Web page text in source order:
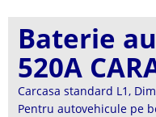
Baterie
520A
Carcasa standard L1,
Pentru autovehicule pe